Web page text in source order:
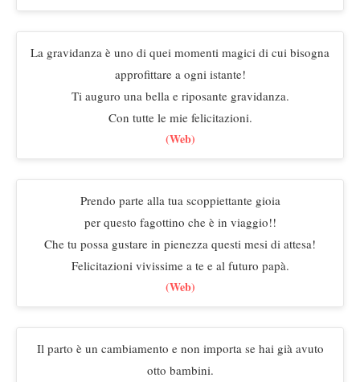
La gravidanza è uno di quei momenti magici di cui bisogna
approfittare a ogni istante!
Ti auguro una bella e riposante gravidanza.
Con tutte le mie felicitazioni.
(Web)
Prendo parte alla tua scoppiettante gioia
per questo fagottino che è in viaggio!!
Che tu possa gustare in pienezza questi mesi di attesa!
Felicitazioni vivissime a te e al futuro papà.
(Web)
Il parto è un cambiamento e non importa se hai già avuto
otto bambini.